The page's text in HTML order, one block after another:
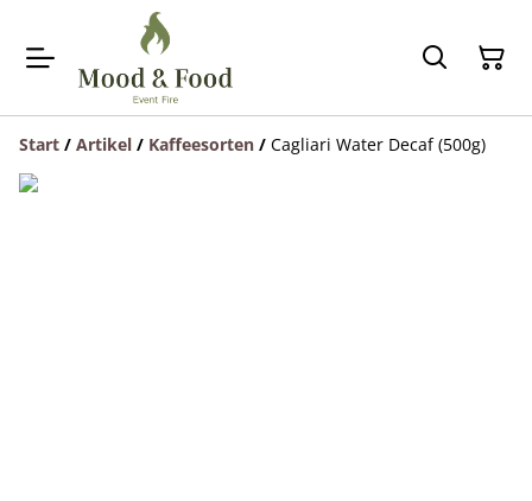
Start / Artikel / Kaffeesorten / Cagliari Water Decaf (500g)